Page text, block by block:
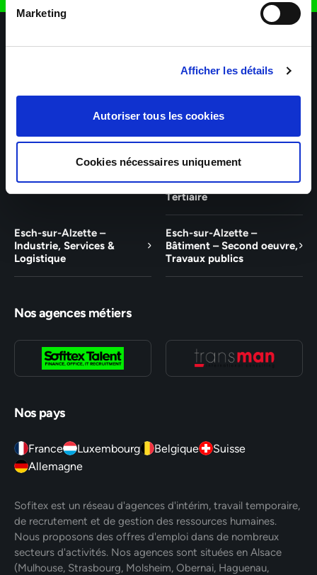
Marketing
Afficher les détails
Autoriser tous les cookies
Cookies nécessaires uniquement
Wiltz – Industrie, Services,
Logistique, Bâtiment et
Tertiaire
Esch-sur-Alzette –
Industrie, Services &
Logistique
Esch-sur-Alzette –
Bâtiment – Second oeuvre,
Travaux publics
Nos agences métiers
Nos pays
France Luxembourg Belgique
Suisse
Allemagne
Sofitex est un réseau d'agences d'intérim, travail temporaire,
de recrutement et de gestion des ressources humaines.
Nous proposons des offres d'emploi dans de nombreux
secteurs d'activités. Nos agences sont situées en Alsace
(Mulhouse, Strasbourg, Molsheim, Obernai, Haguenau,